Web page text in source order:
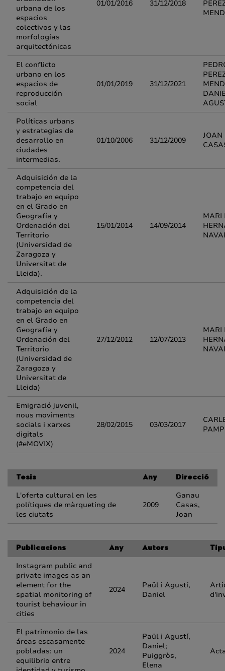
urbana de los
espacios
colectivos y las
morfologías
arquitectónicas
01/01/2016 31/12/2018
El conflicto
urbano en los
espacios de
reproducción
social
01/01/2019 31/12/2021
Políticas urbans
y estrategias de
desarrollo en
ciudades
intermedias.
01/10/2006 31/12/2009
Adquisición de la
competencia del
trabajo en equipo
en el Grado en
Geografía y
Ordenación del
Territorio
(Universidad de
Zaragoza y
Universitat de
Lleida).
15/01/2014 14/09/2014
MARI
Adquisición de la
competencia del
trabajo en equipo
en el Grado en
Geografía y
Ordenación del
Territorio
(Universidad de
Zaragoza y
Universitat de
Lleida)
27/12/2012 12/07/2013
MARI
Emigració juvenil,
nous moviments
socials i xarxes
digitals
(#eMOVIX)
28/02/2015 03/03/2017
Tesis Any Direcció
L'oferta cultural en les
polítiques de màrqueting de
les ciutats
2009
Ganau
Casas,
Joan
Publicacions Any Autors
Instagram public and
private images as an
element for the
spatial monitoring of
tourist behaviour in
cities
2024
Paül i Agustí,
Daniel
El patrimonio de las
áreas escasamente
pobladas: un
equilibrio entre
2024
Paül i Agustí,
Daniel;
Puiggròs,
Elena